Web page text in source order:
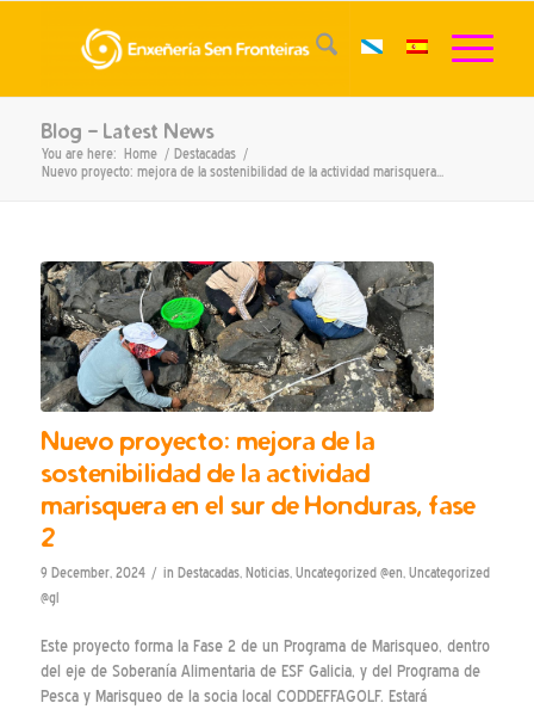
Blog - Latest News
You are here: Home / Destacadas /
Nuevo proyecto: mejora de la sostenibilidad de la actividad marisquera...
Nuevo proyecto: mejora de la
sostenibilidad de la actividad
marisquera en el sur de Honduras, fase
2
9 December, 2024 / in Destacadas, Noticias, Uncategorized @en, Uncategorized
@gl
Este proyecto forma la Fase 2 de un Programa de Marisqueo, dentro
del eje de Soberanía Alimentaria de ESF Galicia, y del Programa de
Pesca y Marisqueo de la socia local CODDEFFAGOLF. Estará